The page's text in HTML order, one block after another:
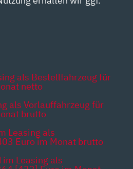
als Bestellfahrzeug für
netto
als Vorlauffahrzeug für
brutto
Leasing als
Euro im Monat brutto
Leasing als